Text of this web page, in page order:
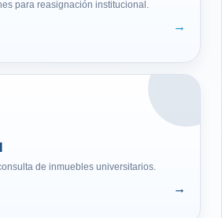
para reasignación institucional.
de inmuebles universitarios.